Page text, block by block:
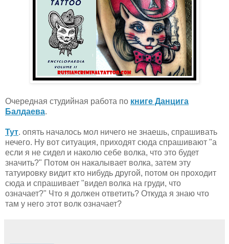
Очередная студийная работа по книге Данцига
Балдаева.
Тут. опять началось мол ничего не знаешь, спрашивать
нечего. Ну вот ситуация, приходят сюда спрашивают "а
если я не сидел и наколю себе волка, что это будет
значить?" Потом он накалывает волка, затем эту
татуировку видит кто нибудь другой, потом он проходит
сюда и спрашивает "видел волка на груди, что
означает?" Что я должен ответить? Откуда я знаю что
там у него этот волк означает?